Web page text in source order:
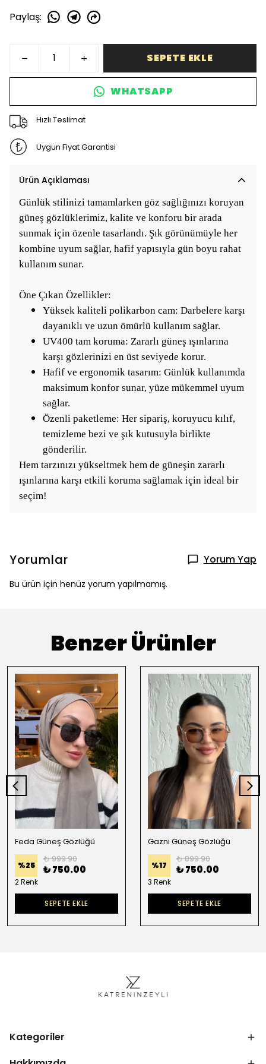
Paylaş:
SEPETE EKLE
WHATSAPP
Hızlı Teslimat
Uygun Fiyat Garantisi
Ürün Açıklaması
Günlük stilinizi tamamlarken göz sağlığınızı koruyan
güneş gözlüklerimiz, kalite ve konforu bir arada
sunmak için özenle tasarlandı. Şık görünümüyle her
kombine uyum sağlar, hafif yapısıyla gün boyu rahat
kullanım sunar.
Öne Çıkan Özellikler:
Yüksek kaliteli polikarbon cam: Darbelere karşı
dayanıklı ve uzun ömürlü kullanım sağlar.
UV400 tam koruma: Zararlı güneş ışınlarına
karşı gözlerinizi en üst seviyede korur.
Hafif ve ergonomik tasarım: Günlük kullanımda
maksimum konfor sunar, yüze mükemmel uyum
sağlar.
Özenli paketleme: Her sipariş, koruyucu kılıf,
temizleme bezi ve şık kutusuyla birlikte
gönderilir.
Hem tarzınızı yükseltmek hem de güneşin zararlı
ışınlarına karşı etkili koruma sağlamak için ideal bir
seçim!
Yorumlar Yorum Yap
Bu ürün için henüz yorum yapılmamış.
Benzer Ürünler
Feda Güneş Gözlüğü
%25
₺ 999.90
₺ 750.00
2 Renk
SEPETE EKLE
Gazni Güneş Gözlüğü
%17
₺ 899.90
₺ 750.00
3 Renk
SEPETE EKLE
Kategoriler